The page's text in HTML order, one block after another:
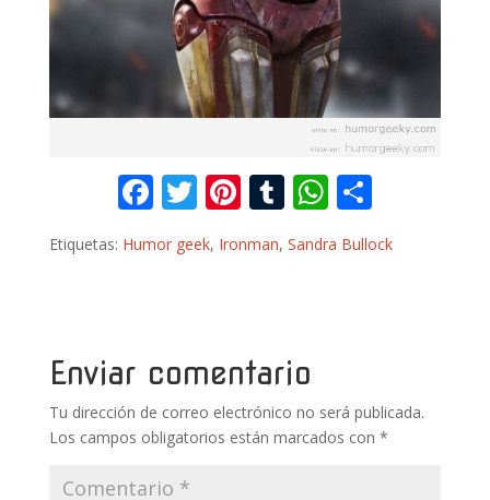
F
e
o
k
T
w
itt
Pi
er
T
u
m
W
h
at
p
o
m
r
Etiquetas: Humor geek, Ironman, Sandra Bullock
Enviar comentario
Tu dirección de correo electrónico no será publicada.
Los campos obligatorios están marcados con *